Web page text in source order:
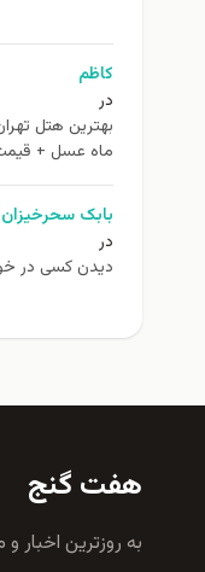
کاظم
در
ماه عسل +
بابک سحرخیزان
در
دیدن کسی در
هفت گنج
به روزترين اخبار